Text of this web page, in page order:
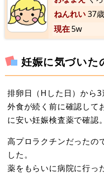
ねんれい37歳
現在5w
妊娠に気づいた
排卵日（Hした日）から3
外食が続く前に確認して
に安い妊娠検査薬で確認。
高プロラクチンだったの
した。
薬をもらいに病院に行っ